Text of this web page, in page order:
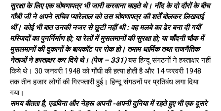
सुरक्षा के लिए एक घोषणापत्र भी जारी करवाना चाहते थे। नींद के दो दौरों के बीच
गाँधी जी ने अपने सचिव प्यारेलाल को उस घोषणापत्र की शर्तें बोलकर लिखवाई
थीं। कोई भी बात उनकी नजर से छूटी नहीं थी : वह मलबे का ढेर बना दी गयीं
मस्जिदों का पुनर्निर्माण हो; या रेलों में मुसलमानों की सुरक्षा हो; या चाँदनी चौक में
मुसलमानों की दुकानों के बायकॉट पर रोक हो। तमाम धार्मिक तथा राजनैतिक
नेताओं ने हस्ताक्षर कर दिये थे। (पेज – 331)बस हिन्दू संगठनों ने हस्ताक्षर नहीं
किये थे। 30 जनवरी 1948 को गाँधी की हत्या होती है और 14 फरवरी 1948
तक तीन हजार लोगों की गिरफ्तारी हुई। हिन्दू संगठनों पर प्रतिबंध लगा दिया
गया।
समय बीतता है, एडविना और नेहरू अपनी -अपनी दुनिया में रहते हुए भी एक दूसरे